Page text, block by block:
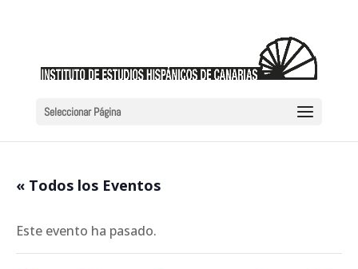
Seleccionar Página
« Todos los Eventos
Este evento ha pasado.